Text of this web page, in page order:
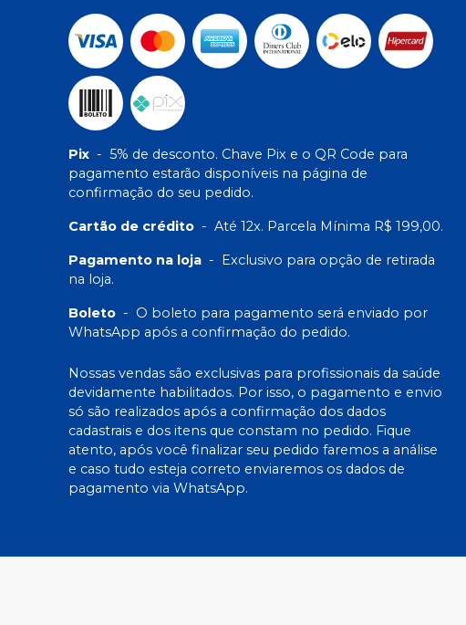
Pix - 5% de desconto. Chave Pix e o QR Code para
pagamento estarão disponíveis na página de
confirmação do seu pedido.
Cartão de crédito - Até 12x. Parcela Mínima R$ 199,00.
Pagamento na loja - Exclusivo para opção de retirada
na loja.
Boleto - O boleto para pagamento será enviado por
WhatsApp após a confirmação do pedido.
Nossas vendas são exclusivas para profissionais da saúde
devidamente habilitados. Por isso, o pagamento e envio
só são realizados após a confirmação dos dados
cadastrais e dos itens que constam no pedido. Fique
atento, após você finalizar seu pedido faremos a análise
e caso tudo esteja correto enviaremos os dados de
pagamento via WhatsApp.